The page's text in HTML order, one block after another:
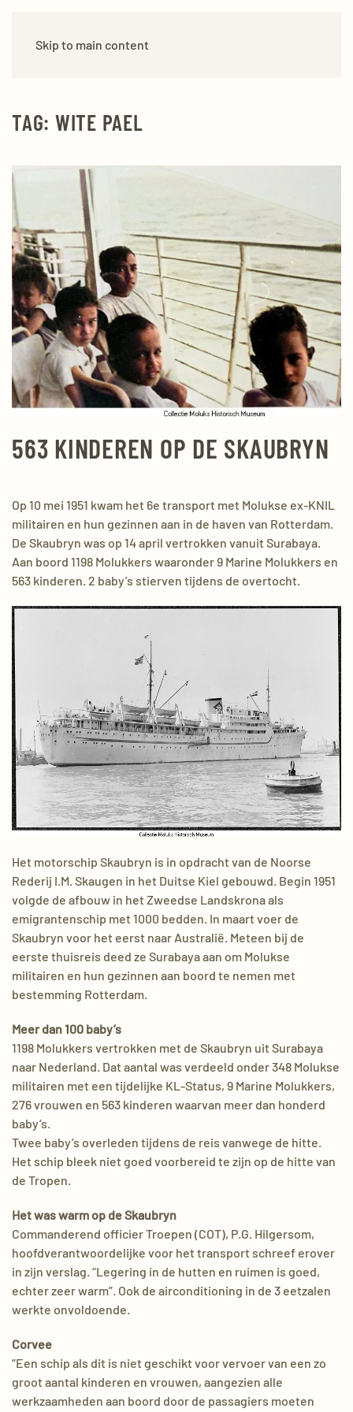
Skip to main content
TAG: WITE PAEL
563 KINDEREN OP DE SKAUBRYN
Op 10 mei 1951 kwam het 6e transport met Molukse ex-KNIL
militairen en hun gezinnen aan in de haven van Rotterdam.
De Skaubryn was op 14 april vertrokken vanuit Surabaya.
Aan boord 1198 Molukkers waaronder 9 Marine Molukkers en
563 kinderen. 2 baby’s stierven tijdens de overtocht.
Het motorschip Skaubryn is in opdracht van de Noorse
Rederij I.M. Skaugen in het Duitse Kiel gebouwd. Begin 1951
volgde de afbouw in het Zweedse Landskrona als
emigrantenschip met 1000 bedden. In maart voer de
Skaubryn voor het eerst naar Australië. Meteen bij de
eerste thuisreis deed ze Surabaya aan om Molukse
militairen en hun gezinnen aan boord te nemen met
bestemming Rotterdam.
Meer dan 100 baby’s
1198 Molukkers vertrokken met de Skaubryn uit Surabaya
naar Nederland. Dat aantal was verdeeld onder 348 Molukse
militairen met een tijdelijke KL-Status, 9 Marine Molukkers,
276 vrouwen en 563 kinderen waarvan meer dan honderd
baby’s.
Twee baby’s overleden tijdens de reis vanwege de hitte.
Het schip bleek niet goed voorbereid te zijn op de hitte van
de Tropen.
Het was warm op de Skaubryn
Commanderend officier Troepen (COT), P.G. Hilgersom,
hoofdverantwoordelijke voor het transport schreef erover
in zijn verslag. “Legering in de hutten en ruimen is goed,
echter zeer warm”. Ook de airconditioning in de 3 eetzalen
werkte onvoldoende.
Corvee
“Een schip als dit is niet geschikt voor vervoer van een zo
groot aantal kinderen en vrouwen, aangezien alle
werkzaamheden aan boord door de passagiers moeten